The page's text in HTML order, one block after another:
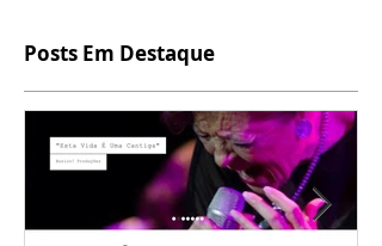
Posts Em Destaque